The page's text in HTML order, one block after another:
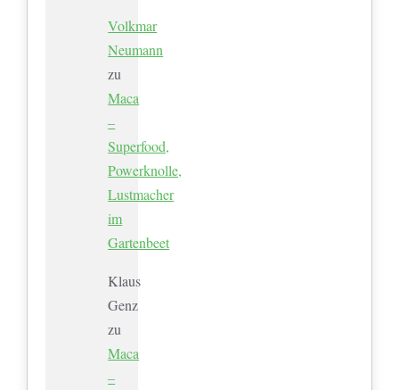
Volkmar
Neumann
zu
Maca
–
Superfood,
Powerknolle,
Lustmacher
im
Gartenbeet
Klaus
Genz
zu
Maca
–